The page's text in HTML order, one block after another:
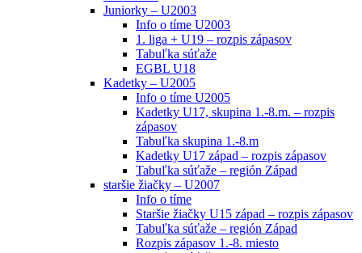
Juniorky – U2003
Info o tíme U2003
1. liga + U19 – rozpis zápasov
Tabuľka súťaže
EGBL U18
Kadetky – U2005
Info o tíme U2005
Kadetky U17, skupina 1.-8.m. – rozpis
zápasov
Tabuľka skupina 1.-8.m
Kadetky U17 západ – rozpis zápasov
Tabuľka súťaže – región Západ
staršie žiačky – U2007
Info o tíme
Staršie žiačky U15 západ – rozpis zápasov
Tabuľka súťaže – región Západ
Rozpis zápasov 1.-8. miesto